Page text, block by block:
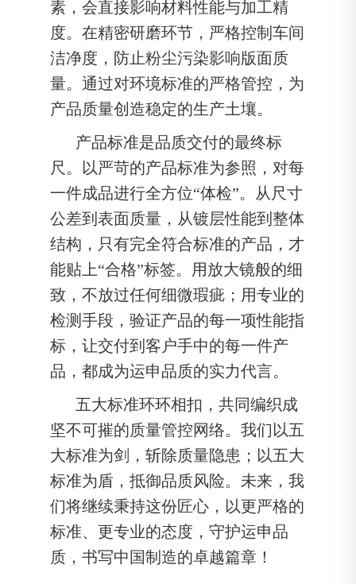
素，会直接影响材料性能与加工精
度。在精密研磨环节，严格控制车间
洁净度，防止粉尘污染影响版面质
量。通过对环境标准的严格管控，为
产品质量创造稳定的生产土壤。
产品标准是品质交付的最终标
尺。以严苛的产品标准为参照，对每
一件成品进行全方位“体检”。从尺寸
公差到表面质量，从镀层性能到整体
结构，只有完全符合标准的产品，才
能贴上“合格”标签。用放大镜般的细
致，不放过任何细微瑕疵；用专业的
检测手段，验证产品的每一项性能指
标，让交付到客户手中的每一件产
品，都成为运申品质的实力代言。
五大标准环环相扣，共同编织成
坚不可摧的质量管控网络。我们以五
大标准为剑，斩除质量隐患；以五大
标准为盾，抵御品质风险。未来，我
们将继续秉持这份匠心，以更严格的
标准、更专业的态度，守护运申品
质，书写中国制造的卓越篇章！